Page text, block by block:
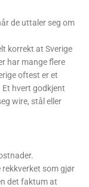
de uttaler seg om
korrekt at Sverige
har mange flere
oftest er et
Et hvert godkjent
wire, stål eller
som gjør
det faktum at